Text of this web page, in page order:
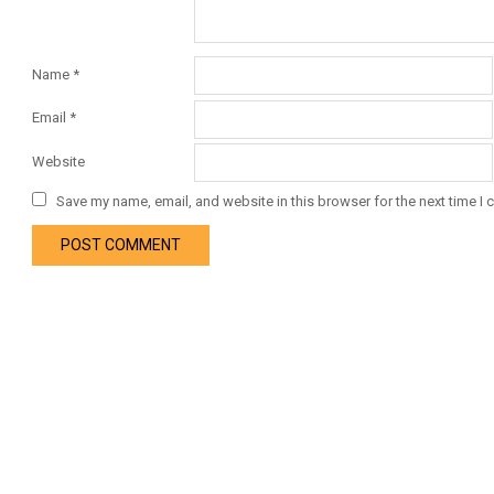
Name *
Email *
Website
Save my name, email, and website in this browser for the next time I